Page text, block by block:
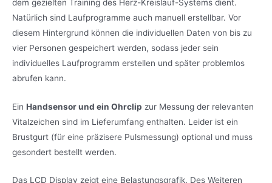
dem gezielten Training des Herz-Kreislauf-Systems dient.
Natürlich sind Laufprogramme auch manuell erstellbar. Vor
diesem Hintergrund können die individuellen Daten von bis zu
vier Personen gespeichert werden, sodass jeder sein
individuelles Laufprogramm erstellen und später problemlos
abrufen kann.
Ein Handsensor und ein Ohrclip zur Messung der relevanten
Vitalzeichen sind im Lieferumfang enthalten. Leider ist ein
Brustgurt (für eine präzisere Pulsmessung) optional und muss
gesondert bestellt werden.
Das LCD Display zeigt eine Belastungsgrafik. Des Weiteren